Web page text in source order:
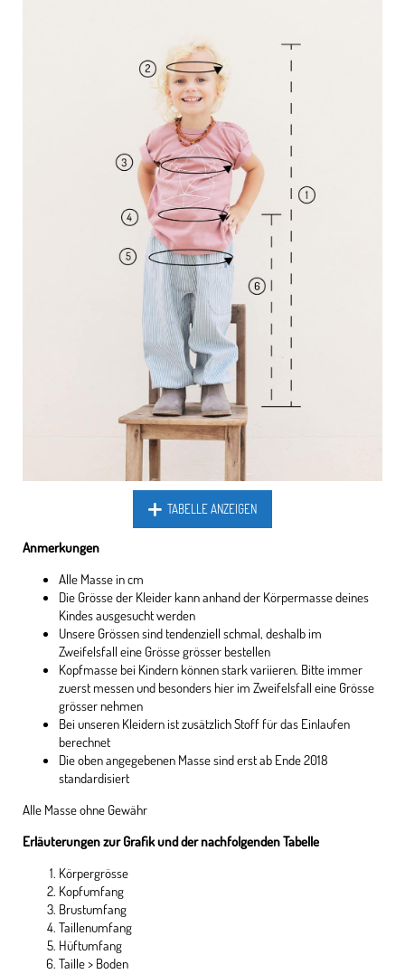
TABELLE ANZEIGEN
Anmerkungen
Alle Masse in cm
Die Grösse der Kleider kann anhand der Körpermasse deines
Kindes ausgesucht werden
Unsere Grössen sind tendenziell schmal, deshalb im
Zweifelsfall eine Grösse grösser bestellen
Kopfmasse bei Kindern können stark variieren. Bitte immer
zuerst messen und besonders hier im Zweifelsfall eine Grösse
grösser nehmen
Bei unseren Kleidern ist zusätzlich Stoff für das Einlaufen
berechnet
Die oben angegebenen Masse sind erst ab Ende 2018
standardisiert
Alle Masse ohne Gewähr
Erläuterungen zur Grafik und der nachfolgenden Tabelle
Körpergrösse
Kopfumfang
Brustumfang
Taillenumfang
Hüftumfang
Taille > Boden